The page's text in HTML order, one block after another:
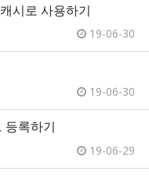
시로 사용하기
19-06-30
19-06-30
등록하기
19-06-29